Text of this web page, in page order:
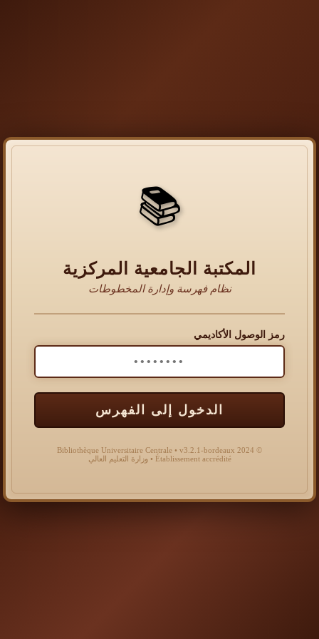
📚
المكتبة الجامعية المركزية
نظام فهرسة وإدارة المخطوطات
رمز الوصول الأكاديمي
الدخول إلى الفهرس
© 2024 Bibliothèque Universitaire Centrale • v3.2.1-bordeaux
Établissement accrédité • وزارة التعليم العالي